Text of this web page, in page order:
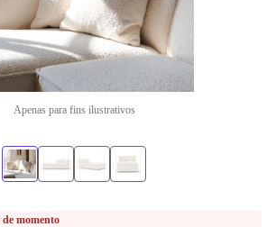
Apenas para fins ilustrativos
momento